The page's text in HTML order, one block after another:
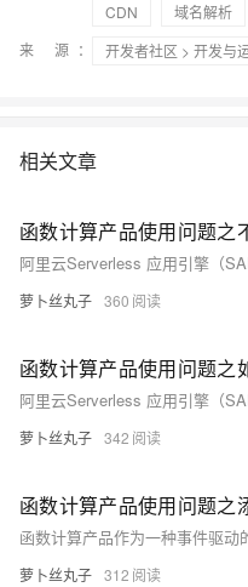
CDN
域名解析
来 源：
开发者社区 > 开发与
相关文章
函数计算产品使用问题之
萝卜丝丸子 360
函数计算产品使用问题之
萝卜丝丸子 342
萝卜丝丸子 312